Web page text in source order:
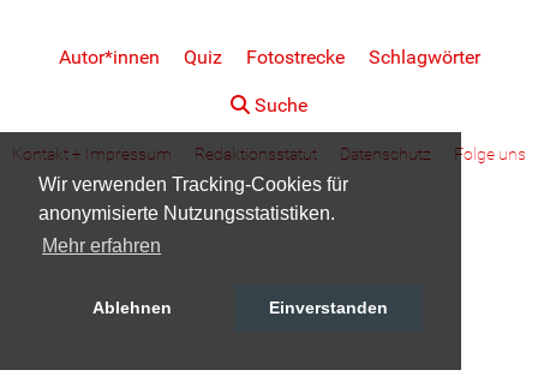
Wir verwenden Tracking-Cookies für
anonymisierte Nutzungsstatistiken.
Mehr erfahren
Ablehnen Einverstanden
Autor*innen Quiz Fotostrecke Schlagwörter
Suche
Kontakt + Impressum Redaktionsstatut Datenschutz Folge uns